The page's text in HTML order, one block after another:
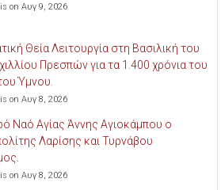
on Αυγ 9, 2026
Θεία Λειτουργία στη Βασιλική του
Πρεσπών για τα 1.400 χρόνια του
Ύμνου.
on Αυγ 8, 2026
Ναό Αγίας Άννης Αγιοκάμπου ο
Λαρίσης και Τυρνάβου
on Αυγ 8, 2026